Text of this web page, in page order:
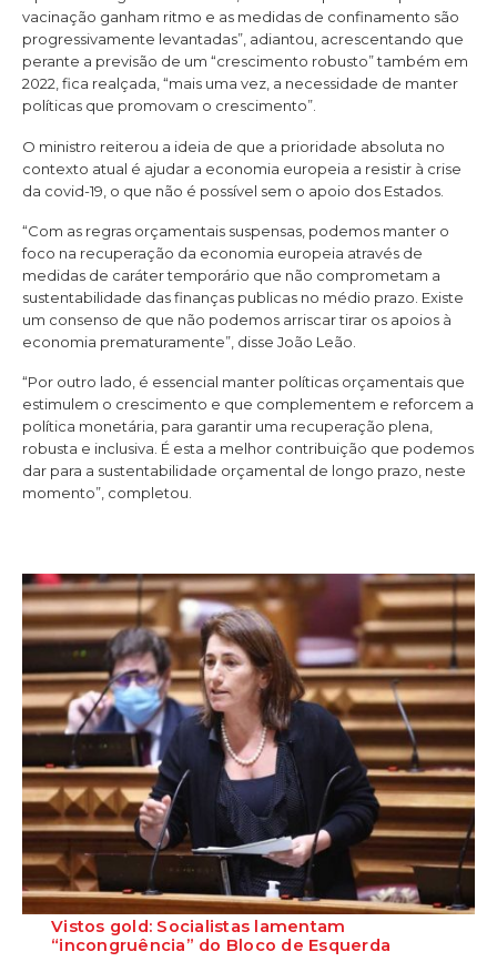
vacinação ganham ritmo e as medidas de confinamento são
progressivamente levantadas”, adiantou, acrescentando que
perante a previsão de um “crescimento robusto” também em
2022, fica realçada, “mais uma vez, a necessidade de manter
políticas que promovam o crescimento”.
O ministro reiterou a ideia de que a prioridade absoluta no
contexto atual é ajudar a economia europeia a resistir à crise
da covid-19, o que não é possível sem o apoio dos Estados.
“Com as regras orçamentais suspensas, podemos manter o
foco na recuperação da economia europeia através de
medidas de caráter temporário que não comprometam a
sustentabilidade das finanças publicas no médio prazo. Existe
um consenso de que não podemos arriscar tirar os apoios à
economia prematuramente”, disse João Leão.
“Por outro lado, é essencial manter políticas orçamentais que
estimulem o crescimento e que complementem e reforcem a
política monetária, para garantir uma recuperação plena,
robusta e inclusiva. É esta a melhor contribuição que podemos
dar para a sustentabilidade orçamental de longo prazo, neste
momento”, completou.
Vistos gold: Socialistas lamentam
“incongruência” do Bloco de Esquerda